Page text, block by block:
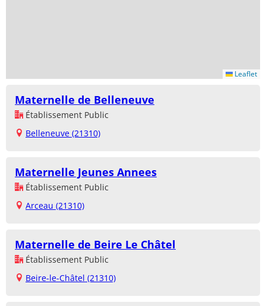
Leaflet
Maternelle de Belleneuve
Établissement Public
Belleneuve (21310)
Maternelle Jeunes Annees
Établissement Public
Arceau (21310)
Maternelle de Beire Le Châtel
Établissement Public
Beire-le-Châtel (21310)